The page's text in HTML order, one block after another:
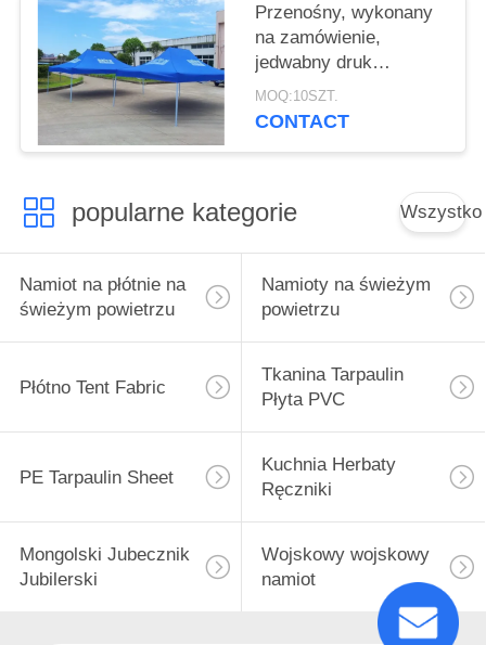
Przenośny, wykonany
na zamówienie,
jedwabny druk
sitodrukowy składany
namiot
MOQ:10SZT.
CONTACT
popularne kategorie Wszystko
Namiot na płótnie na
świeżym powietrzu
Namioty na świeżym
powietrzu
Płótno Tent Fabric
Tkanina Tarpaulin
Płyta PVC
PE Tarpaulin Sheet
Kuchnia Herbaty
Ręczniki
Mongolski Jubecznik
Jubilerski
Wojskowy wojskowy
namiot